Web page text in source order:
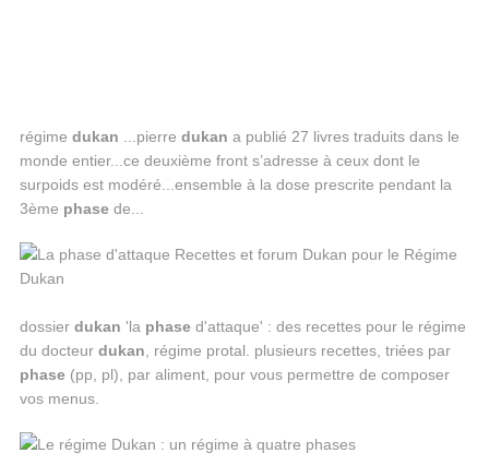
régime dukan ...pierre dukan a publié 27 livres traduits dans le
monde entier...ce deuxième front s’adresse à ceux dont le
surpoids est modéré...ensemble à la dose prescrite pendant la
3ème phasede...
dossier dukan 'la phased'attaque' : des recettes pour le régime
du docteur dukan , régime protal. plusieurs recettes, triées par
phase(pp, pl), par aliment, pour vous permettre de composer
vos menus.